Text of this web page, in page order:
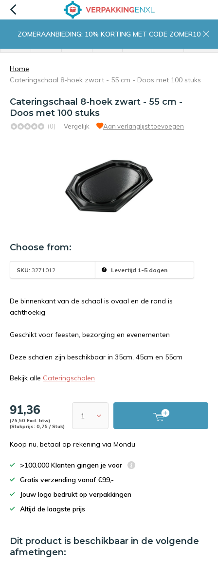
ZOMERAANBIEDING: 10% KORTING MET CODE ZOMER10
Home
Cateringschaal 8-hoek zwart - 55 cm - Doos met 100 stuks
Cateringschaal 8-hoek zwart - 55 cm -
Doos met 100 stuks
(0) Vergelijk Aan verlanglijst toevoegen
Choose from:
SKU: 3271012 Levertijd 1-5 dagen
De binnenkant van de schaal is ovaal en de rand is
achthoekig
Geschikt voor feesten, bezorging en evenementen
Deze schalen zijn beschikbaar in 35cm, 45cm en 55cm
Bekijk alle Cateringschalen
91,36
(75,50 Excl. btw)
(Stukprijs: 0,75 / Stuk)
Koop nu, betaal op rekening via Mondu
>100.000 Klanten gingen je voor
Gratis verzending vanaf €99,-
Jouw logo bedrukt op verpakkingen
Altijd de laagste prijs
Dit product is beschikbaar in de volgende
afmetingen: